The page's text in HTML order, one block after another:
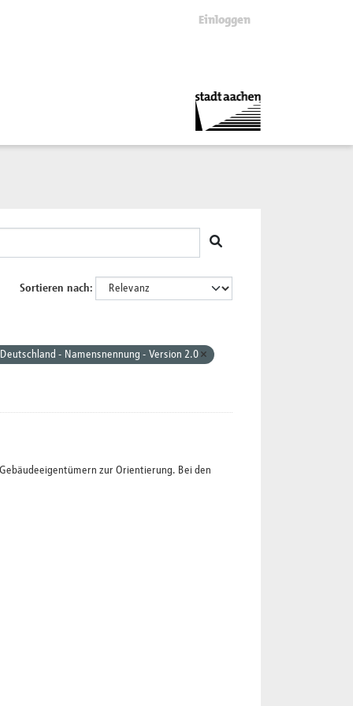
Einloggen
Sortieren nach
- Namensnennung - Version 2.0
zur Orientierung. Bei den